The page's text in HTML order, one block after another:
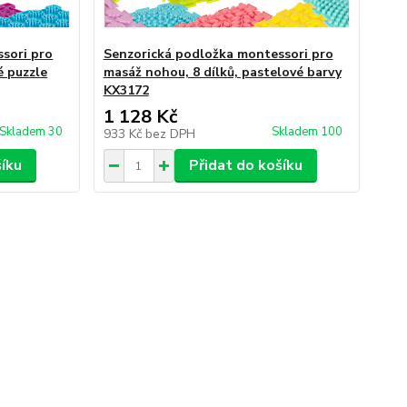
pro
puzzle
Skladem 30
Senzorická podložka montessori pro
masáž nohou, 8 dílků, pastelové barvy
KX3172
1 128 Kč
933 Kč bez DPH Skladem 100
Přidat do košíku